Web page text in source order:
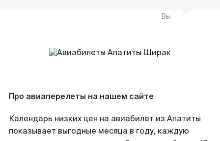
Вы
Про авиаперелеты на нашем сайте
Календарь низких цен на авиабилет из Апатиты
показывает выгодные месяца в году, каждую